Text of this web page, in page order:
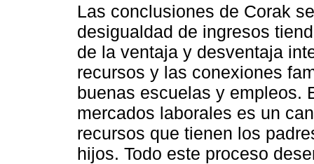
Las conclusiones de Corak
desigualdad de ingresos
de la ventaja y desventaja
recursos y las conexiones
buenas escuelas y empleos.
mercados laborales es un
recursos que tienen los
hijos. Todo este proceso